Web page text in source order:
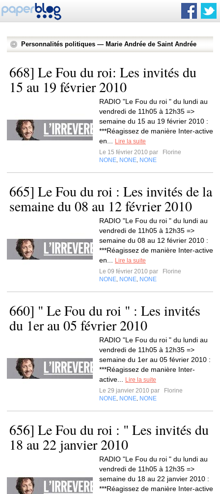
Personnalités politiques — Marie Andrée de Saint Andrée
668] Le Fou du roi: Les invités du
15 au 19 février 2010
RADIO "Le Fou du roi " du lundi au
vendredi de 11h05 à 12h35 =>
semaine du 15 au 19 février 2010 :
***Réagissez de manière Inter-active
en...
Lire la suite
Le 15 février 2010 par
Florine
NONE NONE NONE
665] Le Fou du roi : Les invités de la
semaine du 08 au 12 février 2010
RADIO "Le Fou du roi " du lundi au
vendredi de 11h05 à 12h35 =>
semaine du 08 au 12 février 2010 :
***Réagissez de manière Inter-active
en...
Lire la suite
Le 09 février 2010 par
Florine
NONE NONE NONE
660] " Le Fou du roi " : Les invités
du 1er au 05 février 2010
RADIO "Le Fou du roi " du lundi au
vendredi de 11h05 à 12h35 =>
semaine du 1er au 05 février 2010 :
***Réagissez de manière Inter-
active...
Lire la suite
Le 29 janvier 2010 par
Florine
NONE NONE NONE
656] Le Fou du roi : " Les invités du
18 au 22 janvier 2010
RADIO "Le Fou du roi " du lundi au
vendredi de 11h05 à 12h35 =>
semaine du 18 au 22 janvier 2010 :
***Réagissez de manière Inter-active